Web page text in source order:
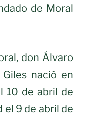
de Moral
don Álvaro
nació en
10 de abril de
el 9 de abril de